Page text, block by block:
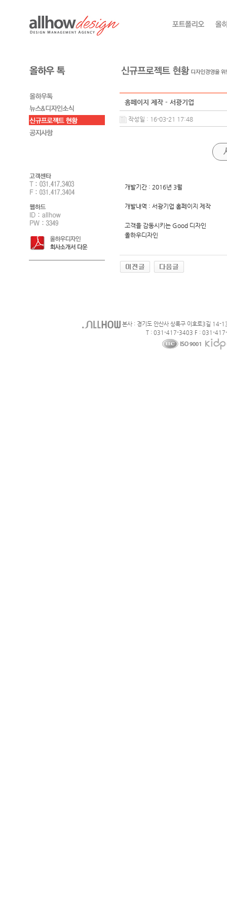
홈페이지 제작 - 서광기업
작성일 : 16-03-21 17:48
개발기간 : 2016년 3월
개발내역 : 서광기업 홈페이지 제작
고객을 감동시키는 Good 디자인
올하우디자인
본사 : 경기도 안산사 상록구 이호로3길 14-
T : 031-417-3403 F : 031-